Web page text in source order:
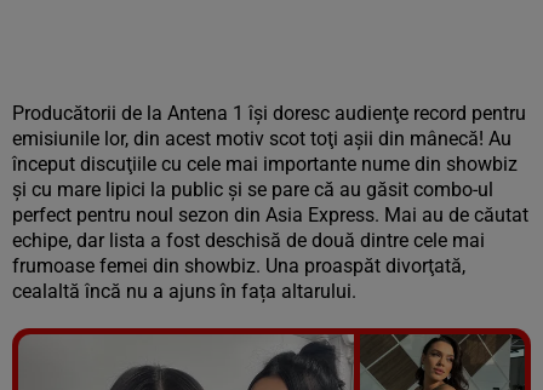
Producătorii de la Antena 1 îşi doresc audienţe record pentru
emisiunile lor, din acest motiv scot toţi aşii din mânecă! Au
început discuţiile cu cele mai importante nume din showbiz
şi cu mare lipici la public şi se pare că au găsit combo-ul
perfect pentru noul sezon din Asia Express. Mai au de căutat
echipe, dar lista a fost deschisă de două dintre cele mai
frumoase femei din showbiz. Una proaspăt divorţată,
cealaltă încă nu a ajuns în fața altarului.